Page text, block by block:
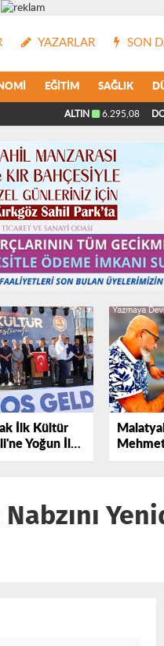
YAZARLAR SON
EĞITIM SAĞLIK
ALTIN 6.295,08
İlk Kültür
Yoğun İlgi:
Beraberlik
Mehmet